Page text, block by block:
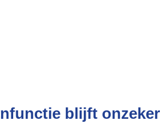
blijft onzeker